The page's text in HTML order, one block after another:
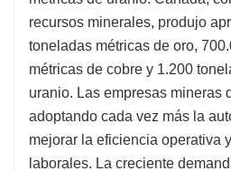
recursos minerales, produjo
toneladas métricas de oro,
métricas de cobre y 1.200
uranio. Las empresas mineras
adoptando cada vez más la
mejorar la eficiencia operativa
laborales. La creciente